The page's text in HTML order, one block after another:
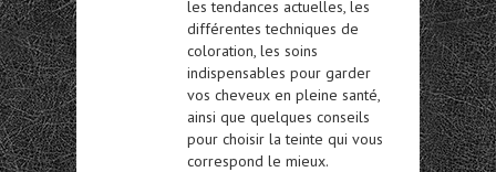
les tendances actuelles, les
différentes techniques de
coloration, les soins
indispensables pour garder
vos cheveux en pleine santé,
ainsi que quelques conseils
pour choisir la teinte qui vous
correspond le mieux.